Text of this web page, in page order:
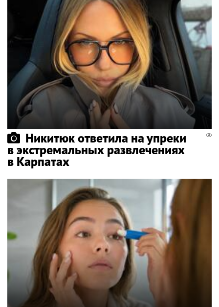
Никитюк ответила на упреки
в экстремальных развлечениях
в Карпатах